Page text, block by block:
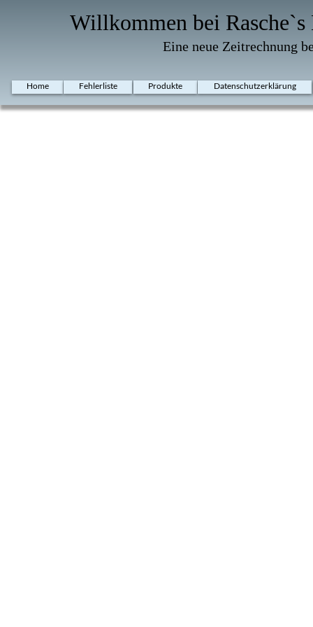
Willkommen bei Rasche`s
Eine neue Zeitrechnung
Home Fehlerliste Produkte Datenschutzerklärung